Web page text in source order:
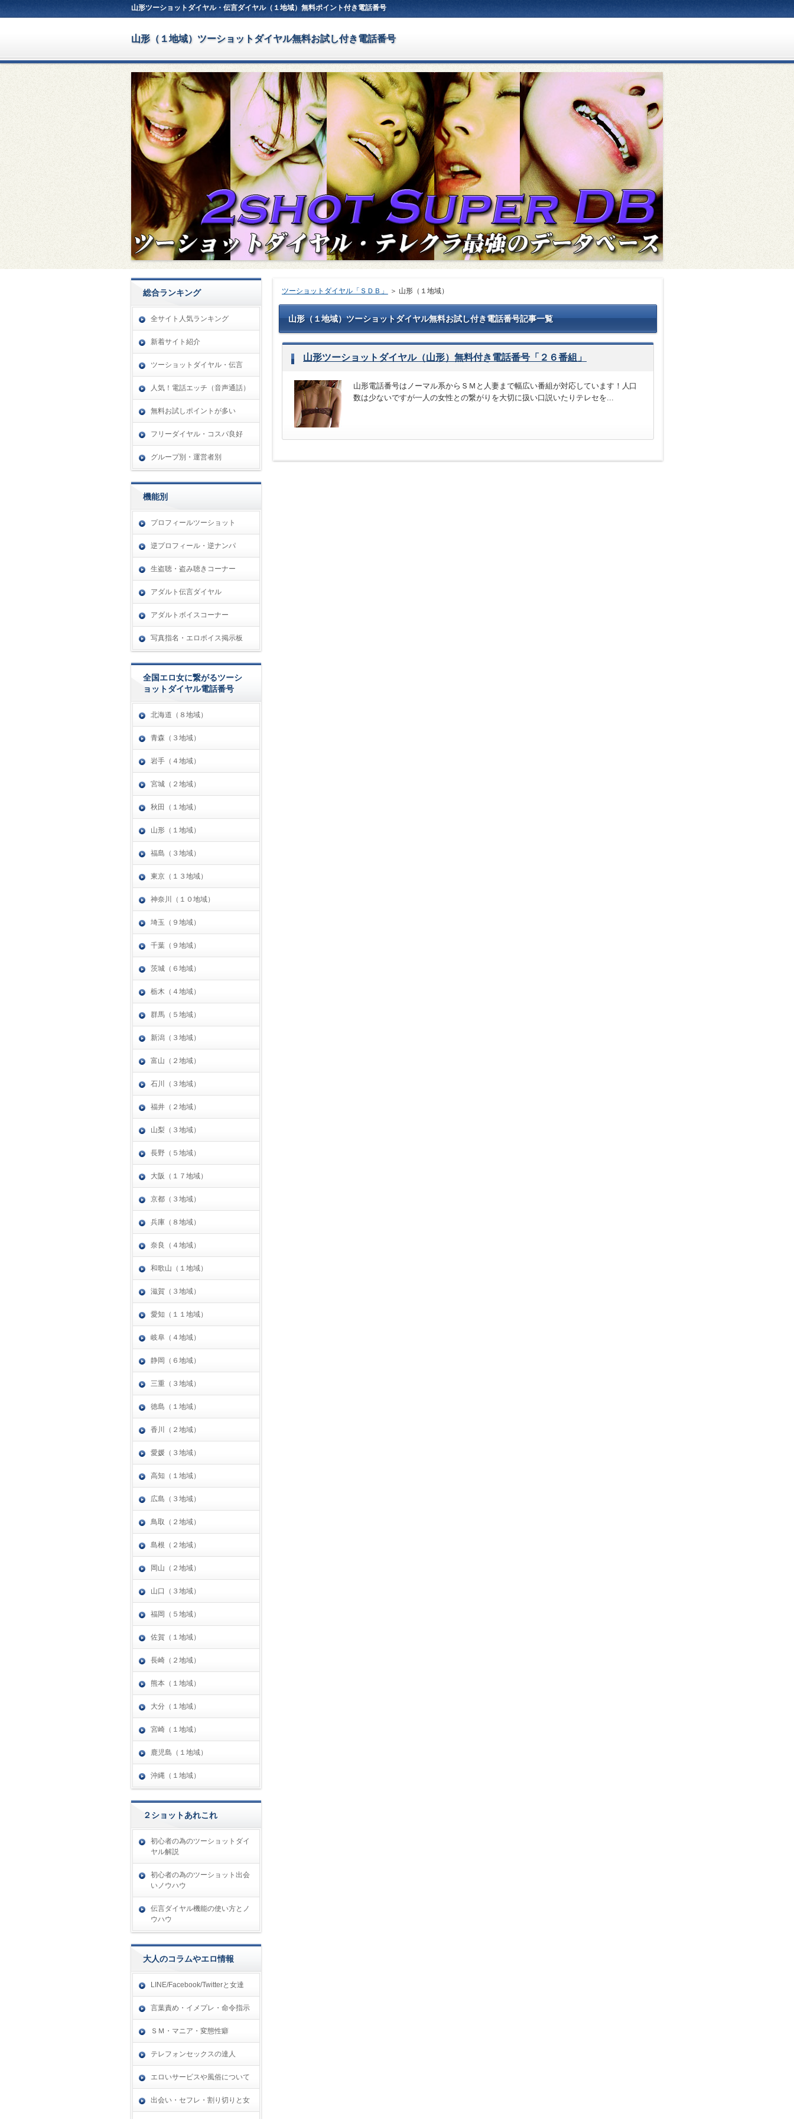
山形ツーショットダイヤル・伝言ダイヤル（１地域）無料ポイント付き電話番号
山形（１地域）ツーショットダイヤル無料お試し付き電話番号
ツーショットダイヤル「ＳＤＢ」 ＞ 山形（１地域）
山形（１地域）ツーショットダイヤル無料お試し付き電話番号記事一覧
山形ツーショットダイヤル（山形）無料付き電話番号「２６番組」
山形電話番号はノーマル系からＳＭと人妻まで幅広い番組が対応しています！人口
数は少ないですが一人の女性との繋がりを大切に扱い口説いたりテレセを...
総合ランキング
全サイト人気ランキング
新着サイト紹介
ツーショットダイヤル・伝言
人気！電話エッチ（音声通話）
無料お試しポイントが多い
フリーダイヤル・コスパ良好
グループ別・運営者別
機能別
プロフィールツーショット
逆プロフィール・逆ナンパ
生盗聴・盗み聴きコーナー
アダルト伝言ダイヤル
アダルトボイスコーナー
写真指名・エロボイス掲示板
全国エロ女に繋がるツーシ
ョットダイヤル電話番号
北海道（８地域）
青森（３地域）
岩手（４地域）
宮城（２地域）
秋田（１地域）
山形（１地域）
福島（３地域）
東京（１３地域）
神奈川（１０地域）
埼玉（９地域）
千葉（９地域）
茨城（６地域）
栃木（４地域）
群馬（５地域）
新潟（３地域）
富山（２地域）
石川（３地域）
福井（２地域）
山梨（３地域）
長野（５地域）
大阪（１７地域）
京都（３地域）
兵庫（８地域）
奈良（４地域）
和歌山（１地域）
滋賀（３地域）
愛知（１１地域）
岐阜（４地域）
静岡（６地域）
三重（３地域）
徳島（１地域）
香川（２地域）
愛媛（３地域）
高知（１地域）
広島（３地域）
鳥取（２地域）
島根（２地域）
岡山（２地域）
山口（３地域）
福岡（５地域）
佐賀（１地域）
長崎（２地域）
熊本（１地域）
大分（１地域）
宮崎（１地域）
鹿児島（１地域）
沖縄（１地域）
２ショットあれこれ
初心者の為のツーショットダイ
ヤル解説
初心者の為のツーショット出会
いノウハウ
伝言ダイヤル機能の使い方とノ
ウハウ
大人のコラムやエロ情報
LINE/Facebook/Twitterと女達
言葉責め・イメプレ・命令指示
ＳＭ・マニア・変態性癖
テレフォンセックスの達人
エロいサービスや風俗について
出会い・セフレ・割り切りと女